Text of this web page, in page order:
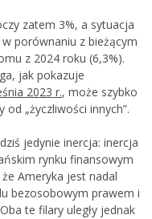
zatem 3%, a sytuacja
porównaniu z bieżącym
z 2024 roku (6,3%).
jak pokazuje
2023 r., może szybko
„życzliwości innych”.
jedynie inercja: inercja
rynku finansowym
Ameryka jest nadal
bezosobowym prawem i
te filary uległy jednak